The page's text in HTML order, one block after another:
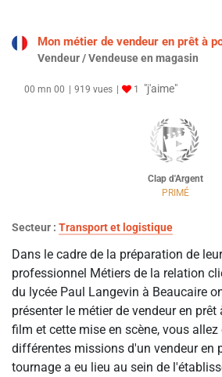
Mon métier de vendeur en prêt à
Vendeur / Vendeuse en magasin
00 mn 00 919 vues 1 "j'aime"
Clap d'Argent
PRIMÉ
Secteur : Transport et logistique
Dans le cadre de la préparation de
professionnel Métiers de la relation
du lycée Paul Langevin à Beaucaire
présenter le métier de vendeur en prêt
film et cette mise en scène, vous allez
différentes missions d'un vendeur en
tournage a eu lieu au sein de